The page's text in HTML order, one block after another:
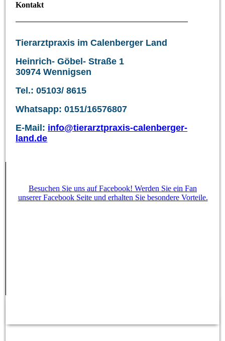
Kontakt
Tierarztpraxis im Calenberger Land
Heinrich- Göbel- Straße 1
30974 Wennigsen
Tel.: 05103/ 8615
Whatsapp: 0151/16576807
E-Mail: info@tierarztpraxis-calenberger-
land.de
Besuchen Sie uns auf Facebook! Werden Sie ein Fan
unserer Facebook Seite und erhalten Sie besondere Vorteile.